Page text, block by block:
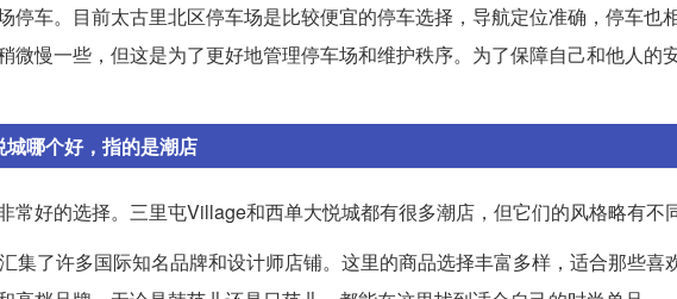
停车。目前太古里北区停车场是比较便宜的停车选择，导航定位准确，停车也
微慢一些，但这是为了更好地管理停车场和维护秩序。为了保障自己和他人的
哪个好，指的是潮店
常好的选择。三里屯Village和西单大悦城都有很多潮店，但它们的风格略有不
集了许多国际知名品牌和设计师店铺。这里的商品选择丰富多样，适合那些喜